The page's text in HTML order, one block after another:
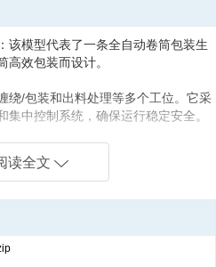
该模型代表了一条全自动卷筒包装生
高效包装而设计。
绕/包装和出料处理等多个工位。它采
集中控制系统，确保运行稳定安全。
读全文